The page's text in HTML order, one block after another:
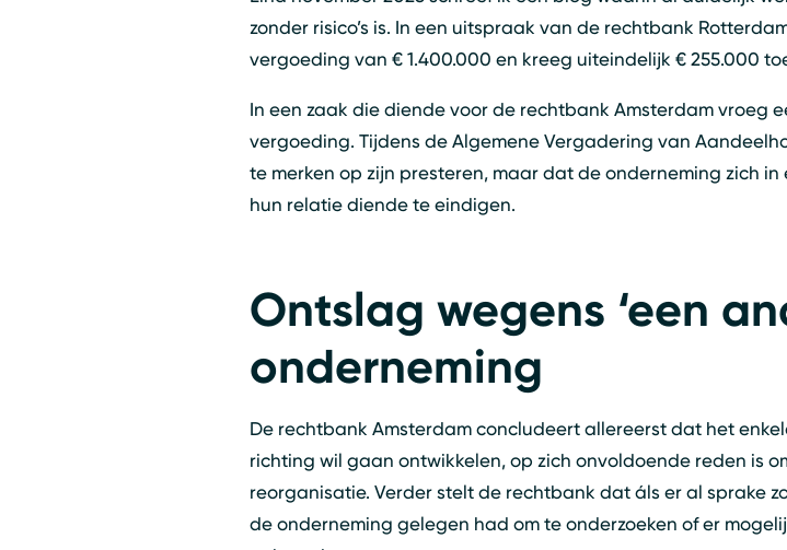
zonder risico’s is. In een uitspraak van de rechtbank
vergoeding van € 1.400.000 en kreeg uiteindelijk € 255.000
In een zaak die diende voor de rechtbank Amsterdam vroeg
vergoeding. Tijdens de Algemene Vergadering van
te merken op zijn presteren, maar dat de onderneming zich
hun relatie diende te eindigen.
Ontslag wegens ‘een
onderneming
De rechtbank Amsterdam concludeert allereerst dat het
richting wil gaan ontwikkelen, op zich onvoldoende reden is
reorganisatie. Verder stelt de rechtbank dat áls er al sprake
de onderneming gelegen had om te onderzoeken of er